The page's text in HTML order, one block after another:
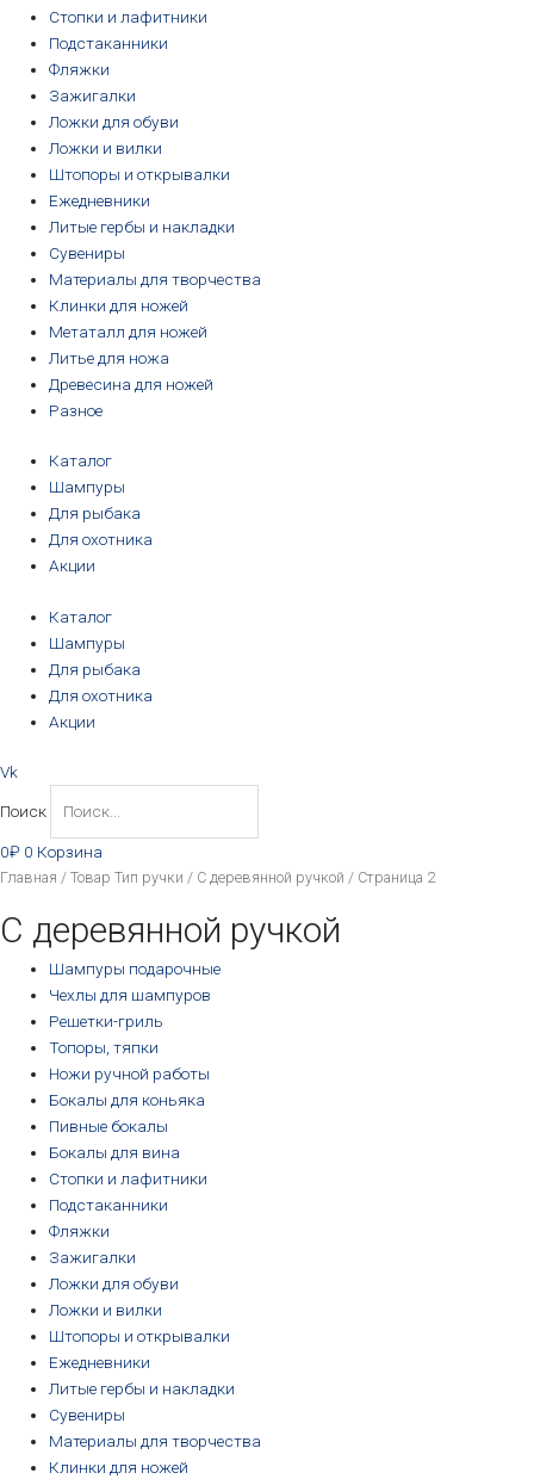
Стопки и лафитники
Подстаканники
Фляжки
Зажигалки
Ложки для обуви
Ложки и вилки
Штопоры и открывалки
Ежедневники
Литые гербы и накладки
Сувениры
Материалы для творчества
Клинки для ножей
Метаталл для ножей
Литье для ножа
Древесина для ножей
Разное
Каталог
Шампуры
Для рыбака
Для охотника
Акции
Каталог
Шампуры
Для рыбака
Для охотника
Акции
Vk
Поиск
0₽ 0 Корзина
Главная / Товар Тип ручки / С деревянной ручкой / Страница 2
С деревянной ручкой
Шампуры подарочные
Чехлы для шампуров
Решетки-гриль
Топоры, тяпки
Ножи ручной работы
Бокалы для коньяка
Пивные бокалы
Бокалы для вина
Стопки и лафитники
Подстаканники
Фляжки
Зажигалки
Ложки для обуви
Ложки и вилки
Штопоры и открывалки
Ежедневники
Литые гербы и накладки
Сувениры
Материалы для творчества
Клинки для ножей
Цены:
по